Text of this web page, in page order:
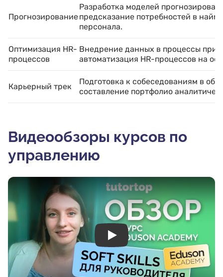
Прогнозирование
Разработка моделей
предсказание потребностей в
персонала.
Оптимизация HR-
процессов
Внедрение данных в процессы
автоматизация HR-процессов на
Карьерный трек
Подготовка к собеседованиям в
составление портфолио
Видеообзоры курсов по
управлению
Play